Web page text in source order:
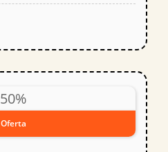
50%
Oferta